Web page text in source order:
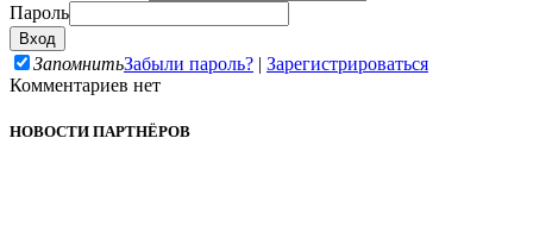
Пароль
ЗапомнитьЗабыли пароль? | Зарегистрироваться
Комментариев нет
НОВОСТИ ПАРТНЁРОВ